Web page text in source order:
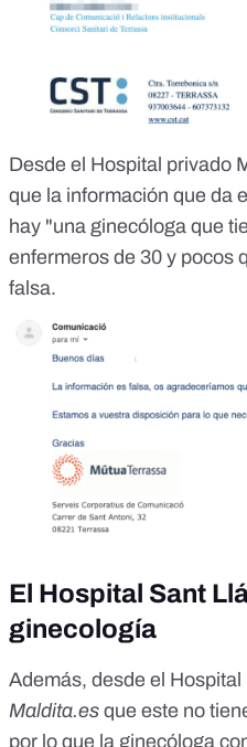
Desde el Hospital privado
que la información que da
hay "una ginecóloga que
enfermeros de 30 y pocos
falsa.
El Hospital Sant
ginecología
Además, desde el Hospital
Maldita.es que este no
por lo que la ginecóloga